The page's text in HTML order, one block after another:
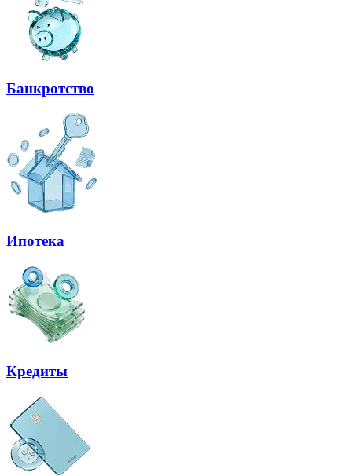
Банкротство
Ипотека
Кредиты